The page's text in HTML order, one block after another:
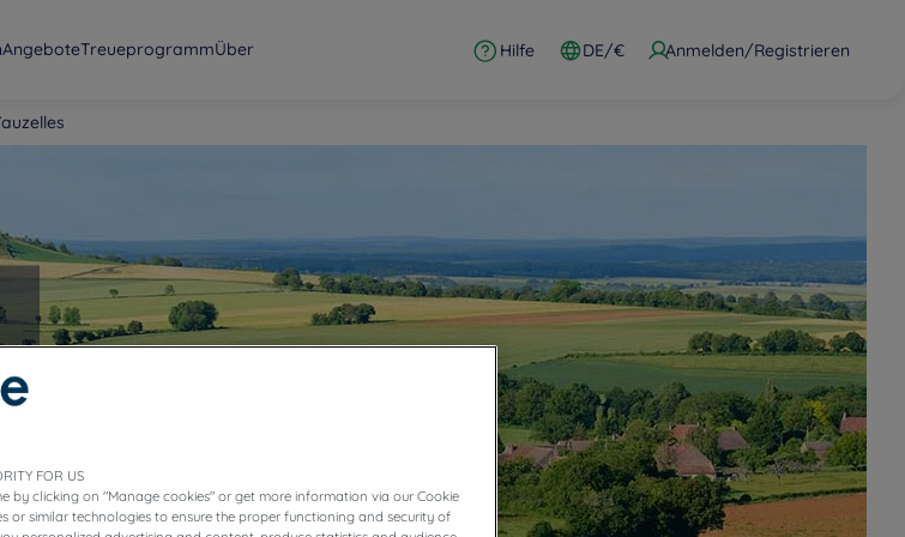
AngeboteTreueprogrammÜber Hilfe DE/€ Anmelden/Registrieren
FOR US
by clicking on "Manage cookies" or get more information via our Cookie
or similar technologies to ensure the proper functioning and security of